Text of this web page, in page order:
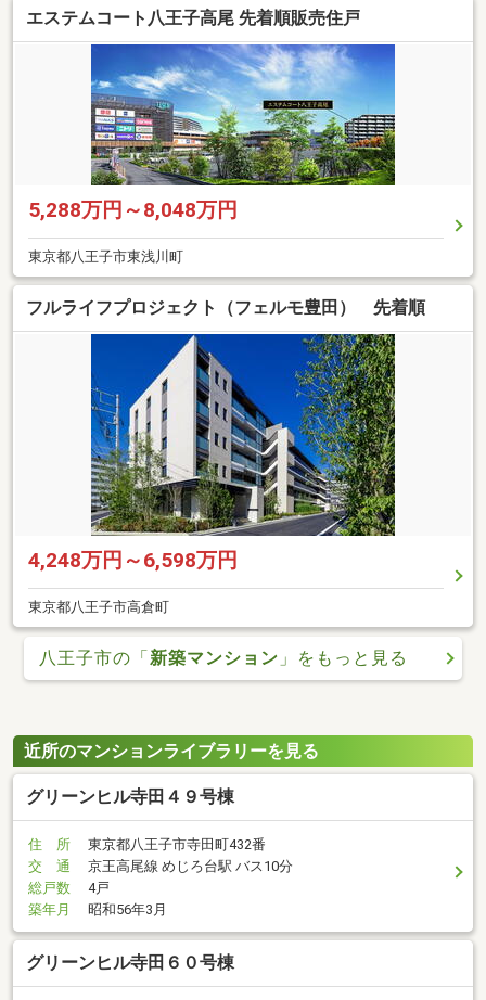
エステムコート八王子高尾 先着順販売住戸
5,288万円～8,048万円
東京都八王子市東浅川町
フルライフプロジェクト（フェルモ豊田） 先着順
4,248万円～6,598万円
東京都八王子市高倉町
八王子市の「新築マンション 」をもっと見る
近所のマンションライブラリーを見る
グリーンヒル寺田４９号棟
住 所
東京都八王子市寺田町432番
交 通
京王高尾線 めじろ台駅 バス10分
総戸数
4戸
築年月
昭和56年3月
グリーンヒル寺田６０号棟